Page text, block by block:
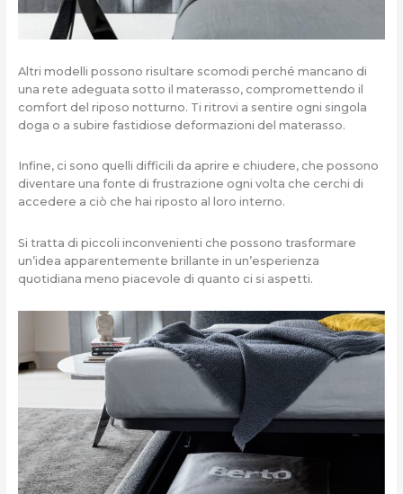
Altri modelli possono risultare scomodi perché mancano di
una rete adeguata sotto il materasso, compromettendo il
comfort del riposo notturno. Ti ritrovi a sentire ogni singola
doga o a subire fastidiose deformazioni del materasso.
Infine, ci sono quelli difficili da aprire e chiudere, che possono
diventare una fonte di frustrazione ogni volta che cerchi di
accedere a ciò che hai riposto al loro interno.
Si tratta di piccoli inconvenienti che possono trasformare
un’idea apparentemente brillante in un’esperienza
quotidiana meno piacevole di quanto ci si aspetti.